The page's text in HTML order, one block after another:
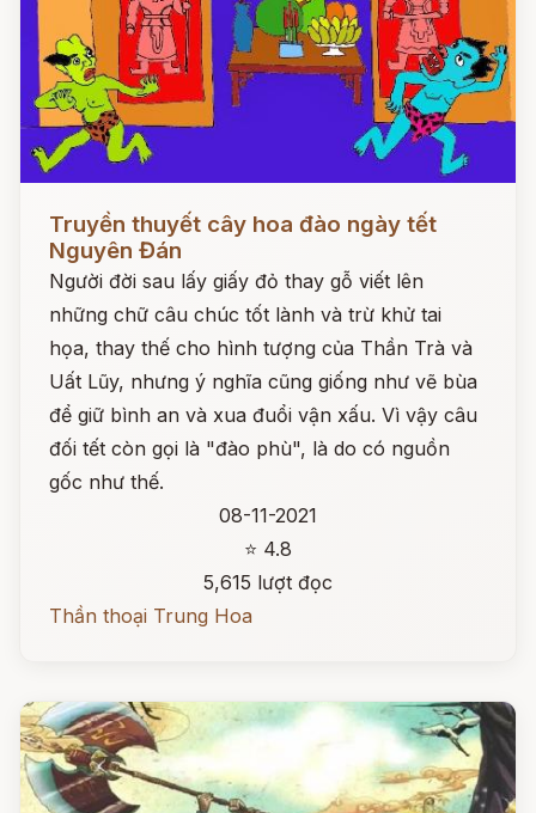
Đọc ngay
Truyền thuyết cây hoa đào ngày tết
Nguyên Đán
Người đời sau lấy giấy đỏ thay gỗ viết lên
những chữ câu chúc tốt lành và trừ khử tai
họa, thay thế cho hình tượng của Thần Trà và
Uất Lũy, nhưng ý nghĩa cũng giống như vẽ bùa
để giữ bình an và xua đuổi vận xấu. Vì vậy câu
đối tết còn gọi là "đào phù", là do có nguồn
gốc như thế.
08-11-2021
⭐ 4.8
5,615 lượt đọc
Thần thoại Trung Hoa